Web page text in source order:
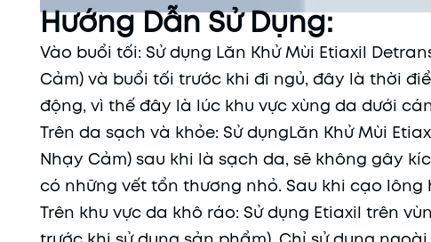
Hướng Dẫn Sử Dụng:
Vào buổi tối: Sử dụng Lăn Khử Mùi Etiaxil
Cảm) và buổi tối trước khi đi ngủ, đây là thời
động, vì thế đây là lúc khu vực xùng da dưới
Trên da sạch và khỏe: Sử dụngLăn Khử Mùi
Nhạy Cảm) sau khi là sạch da, sẽ không gây
có những vết tổn thương nhỏ. Sau khi cạo
Trên khu vực da khô ráo: Sử dụng Etiaxil trên